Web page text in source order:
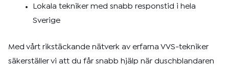
Lokala tekniker med snabb responstid i hela
Sverige
Med vårt rikstäckande nätverk av erfarna VVS-tekniker
säkerställer vi att du får snabb hjälp när duschblandaren